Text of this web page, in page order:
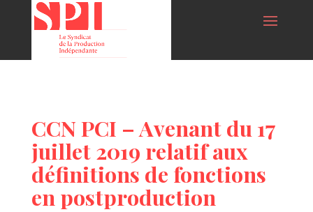
CCN PCI – Avenant du 17
juillet 2019 relatif aux
définitions de fonctions
en postproduction